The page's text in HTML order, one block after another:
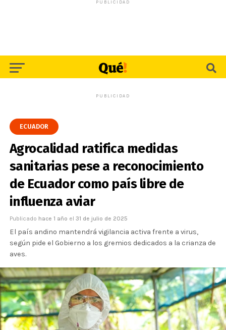
PUBLICIDAD
PUBLICIDAD
ECUADOR
Agrocalidad ratifica medidas
sanitarias pese a reconocimiento
de Ecuador como país libre de
influenza aviar
Publicado hace 1 año el 31 de julio de 2025
El país andino mantendrá vigilancia activa frente a virus,
según pide el Gobierno a los gremios dedicados a la crianza de
aves.